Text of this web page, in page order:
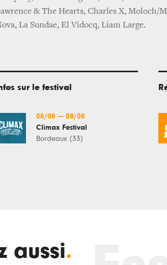
& The Hearts, Charles X, Moloch/
La Sundae, El Vidocq, Liam Large.
sur le festival
08/08 — 08/08
Climax Festival
Bordeaux (33)
aussi.